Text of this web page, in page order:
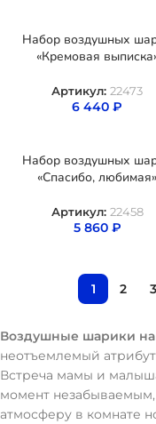
Набор воздушных
«Кремовая
Артикул: 22473
6 440 ₽
Набор воздушных
«Спасибо, любимая»
Артикул: 22458
5 860 ₽
1 2 3
Воздушные шарики
неотъемлемый
Встреча мамы и
момент
атмосферу в комнате